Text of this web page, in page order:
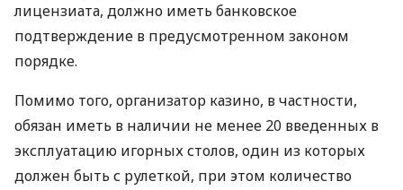
лицензиата, должно иметь банковское
подтверждение в предусмотренном законом
порядке.
Помимо того, организатор казино, в частности,
обязан иметь в наличии не менее 20 введенных в
эксплуатацию игорных столов, один из которых
должен быть с рулеткой, при этом количество